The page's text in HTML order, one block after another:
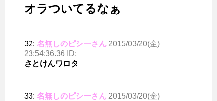
オラついてるなぁ
32: 名無しのピシーさん 2015/03/20(金)
23:54:36.36 ID:
さとけんワロタ
33: 名無しのピシーさん 2015/03/20(金)